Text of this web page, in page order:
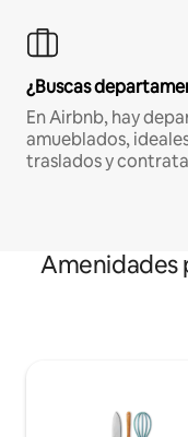
¿Buscas
En Airbnb, hay
amueblados,
traslados y
Amenidades